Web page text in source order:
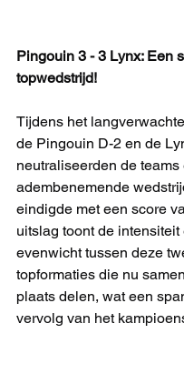
Pingouin 3 - 3 Lynx: Een
topwedstrijd!
Tijdens het
de Pingouin D-2 en de
neutraliseerden de
adembenemende
eindigde met een score
uitslag toont de intensiteit
evenwicht tussen deze
topformaties die nu
plaats delen, wat een
vervolg van het